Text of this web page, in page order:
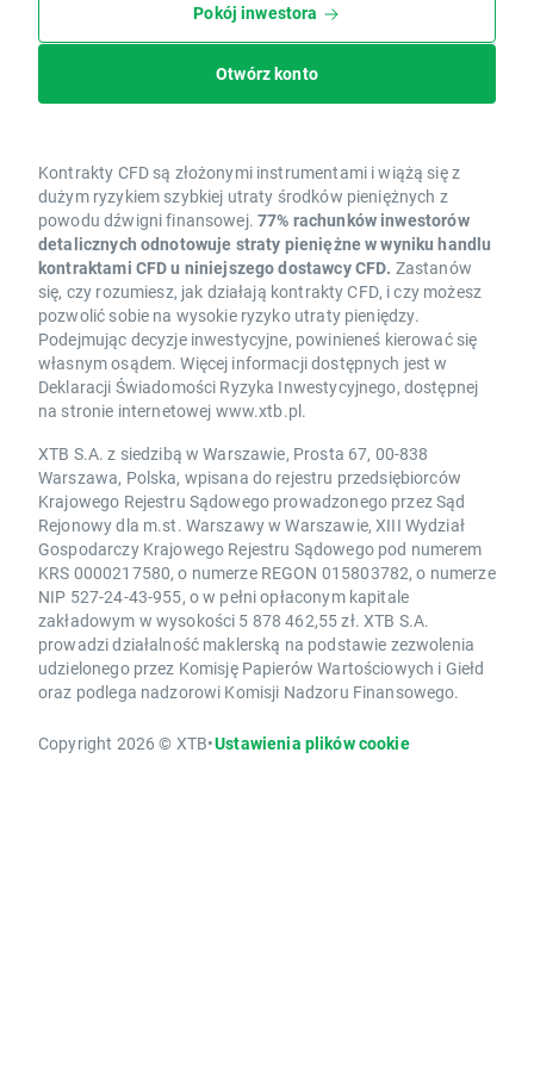
Pokój inwestora
Otwórz konto
Kontrakty CFD są złożonymi instrumentami i wiążą się z
dużym ryzykiem szybkiej utraty środków pieniężnych z
powodu dźwigni finansowej. 77% rachunków inwestorów
detalicznych odnotowuje straty pieniężne w wyniku handlu
kontraktami CFD u niniejszego dostawcy CFD. Zastanów
się, czy rozumiesz, jak działają kontrakty CFD, i czy możesz
pozwolić sobie na wysokie ryzyko utraty pieniędzy.
Podejmując decyzje inwestycyjne, powinieneś kierować się
własnym osądem. Więcej informacji dostępnych jest w
Deklaracji Świadomości Ryzyka Inwestycyjnego, dostępnej
na stronie internetowej www.xtb.pl.
XTB S.A. z siedzibą w Warszawie, Prosta 67, 00-838
Warszawa, Polska, wpisana do rejestru przedsiębiorców
Krajowego Rejestru Sądowego prowadzonego przez Sąd
Rejonowy dla m.st. Warszawy w Warszawie, XIII Wydział
Gospodarczy Krajowego Rejestru Sądowego pod numerem
KRS 0000217580, o numerze REGON 015803782, o numerze
NIP 527-24-43-955, o w pełni opłaconym kapitale
zakładowym w wysokości 5 878 462,55 zł. XTB S.A.
prowadzi działalność maklerską na podstawie zezwolenia
udzielonego przez Komisję Papierów Wartościowych i Giełd
oraz podlega nadzorowi Komisji Nadzoru Finansowego.
Copyright 2026 © XTB•Ustawienia plików cookie